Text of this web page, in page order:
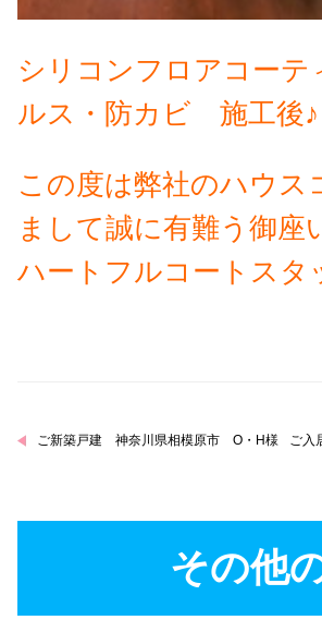
シリコンフロアコー
ルス・防カビ 施工後♪
この度は弊社のハウス
まして誠に有難う御座
ハートフルコートスタ
ご新築戸建 神奈川県相模原市 O・H様 ご入
その他